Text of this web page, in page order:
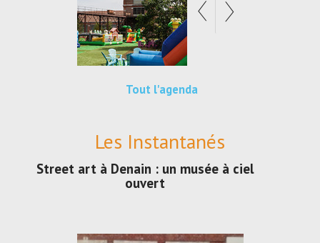
Tout l'agenda
Les Instantanés
Street art à Denain : un musée à ciel
ouvert